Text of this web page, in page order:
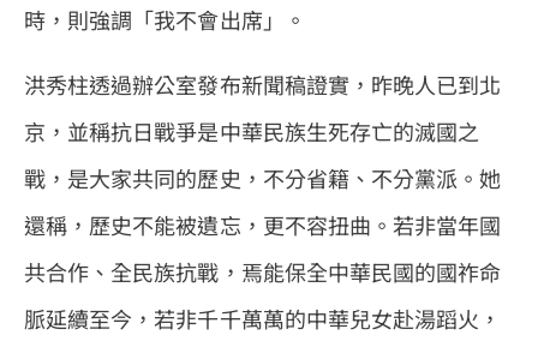
時，則強調「我不會出席」。
洪秀柱透過辦公室發布新聞稿證實，昨晚人已到北
京，並稱抗日戰爭是中華民族生死存亡的滅國之
戰，是大家共同的歷史，不分省籍、不分黨派。她
還稱，歷史不能被遺忘，更不容扭曲。若非當年國
共合作、全民族抗戰，焉能保全中華民國的國祚命
脈延續至今，若非千千萬萬的中華兒女赴湯蹈火，